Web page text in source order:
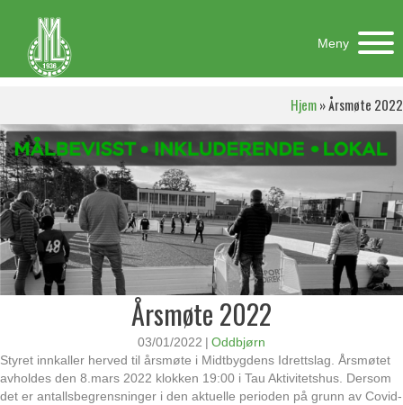
Meny
Hjem»Årsmøte 2022
Årsmøte 2022
03/01/2022 | Oddbjørn
Styret innkaller herved til årsmøte i Midtbygdens Idrettslag. Årsmøtet
avholdes den 8.mars 2022 klokken 19:00 i Tau Aktivitetshus. Dersom
det er antallsbegrensninger i den aktuelle perioden på grunn av Covid-